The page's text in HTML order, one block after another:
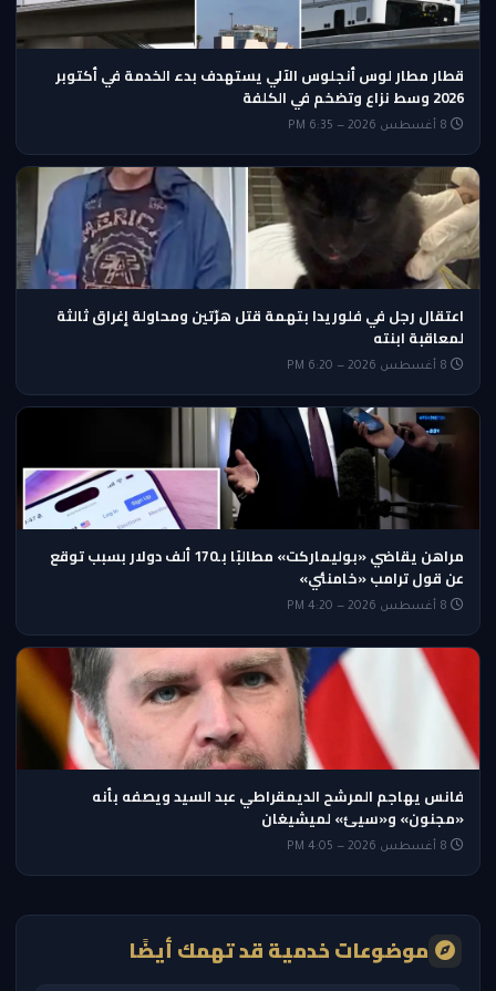
قطار مطار لوس أنجلوس الآلي يستهدف بدء الخدمة في أكتوبر
2026 وسط نزاع وتضخم في الكلفة
اعتقال رجل في فلوريدا بتهمة قتل هرّتين ومحاولة إغراق ثالثة
لمعاقبة ابنته
مراهن يقاضي «بوليماركت» مطالبًا بـ170 ألف دولار بسبب توقع
عن قول ترامب «خامنئي»
فانس يهاجم المرشح الديمقراطي عبد السيد ويصفه بأنه
«مجنون» و«سيئ» لميشيغان
موضوعات خدمية قد تهمك أيضًا